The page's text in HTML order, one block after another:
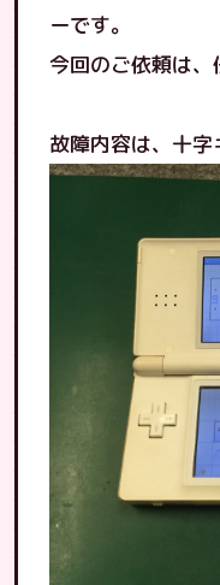
ーです。
今回のご依頼は、
故障内容は、十字